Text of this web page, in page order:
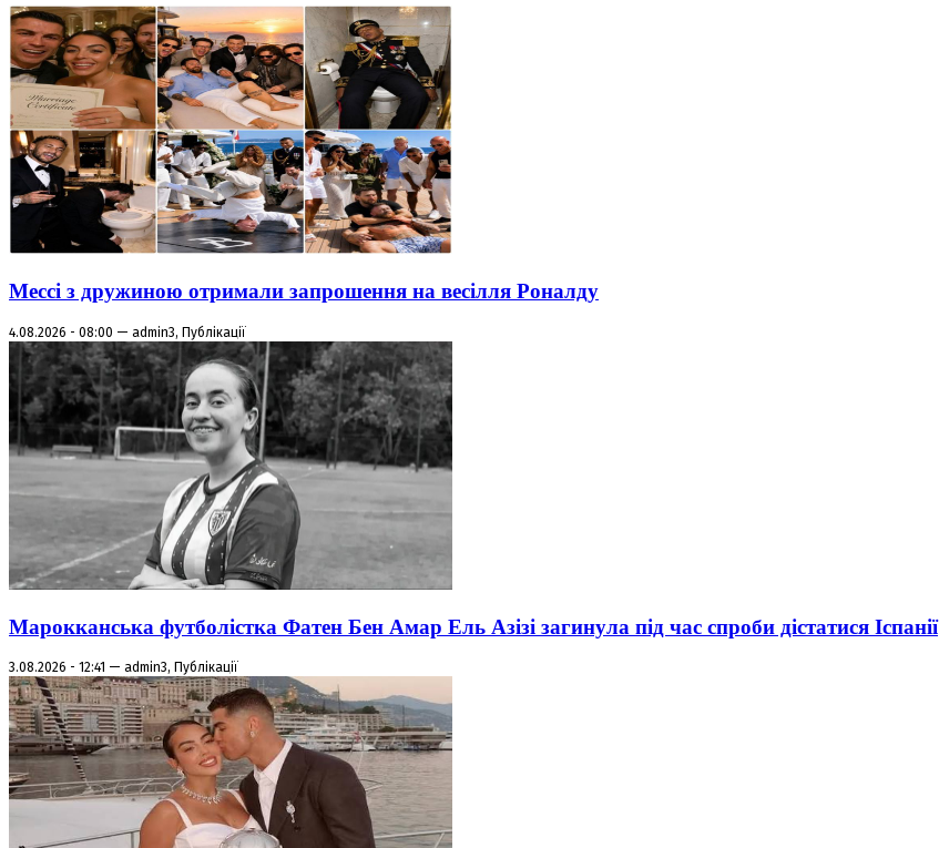
Мессі з дружиною отримали запрошення на весілля Роналду
4.08.2026 - 08:00 — admin3, Публікації
Марокканська футболістка Фатен Бен Амар Ель Азізі загинула під час спроби дістатися Іспанії
3.08.2026 - 12:41 — admin3, Публікації